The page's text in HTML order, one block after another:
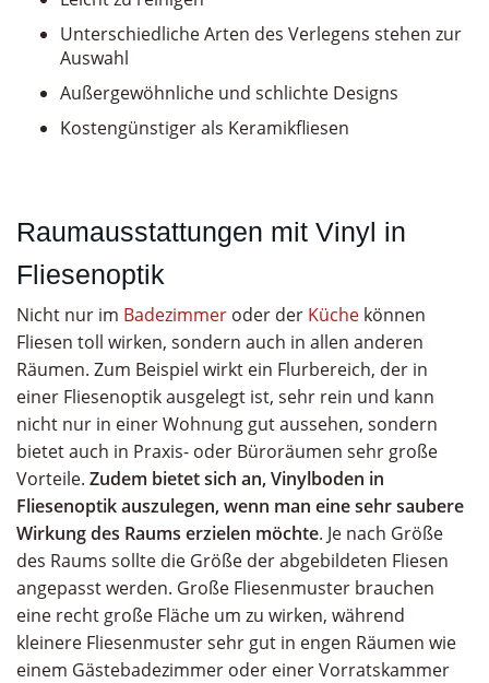
Unterschiedliche Arten des Verlegens stehen zur
Auswahl
Außergewöhnliche und schlichte Designs
Kostengünstiger als Keramikfliesen
Raumausstattungen mit Vinyl in
Fliesenoptik
Nicht nur im Badezimmer oder der Küche können
Fliesen toll wirken, sondern auch in allen anderen
Räumen. Zum Beispiel wirkt ein Flurbereich, der in
einer Fliesenoptik ausgelegt ist, sehr rein und kann
nicht nur in einer Wohnung gut aussehen, sondern
bietet auch in Praxis- oder Büroräumen sehr große
Vorteile. Zudem bietet sich an, Vinylboden in
Fliesenoptik auszulegen, wenn man eine sehr saubere
Wirkung des Raums erzielen möchte. Je nach Größe
des Raums sollte die Größe der abgebildeten Fliesen
angepasst werden. Große Fliesenmuster brauchen
eine recht große Fläche um zu wirken, während
kleinere Fliesenmuster sehr gut in engen Räumen wie
einem Gästebadezimmer oder einer Vorratskammer